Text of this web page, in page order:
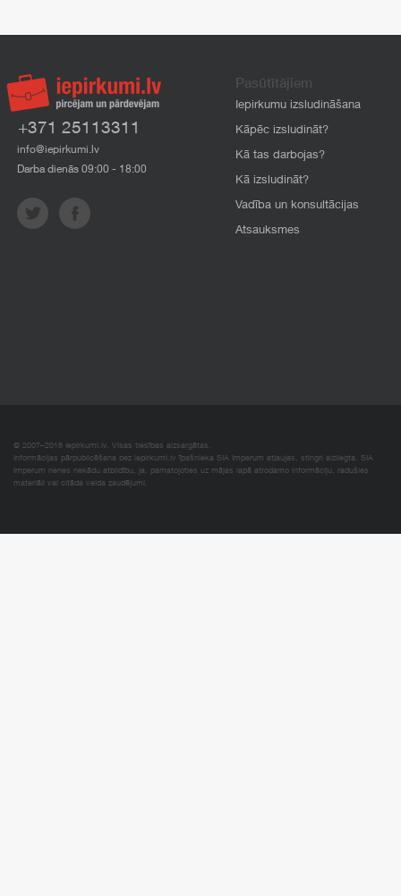
+371 25113311
info@iepirkumi.lv
Darba dienās 09:00 - 18:00
Pasūtītājiem
Iepirkumu izsludināšana
Kāpēc izsludināt?
Kā tas darbojas?
Kā izsludināt?
Vadība un konsultācijas
Atsauksmes
© 2007–2018 Iepirkumi.lv. Visas tiesības aizsargātas.
Informācijas pārpublicēšana bez iepirkumi.lv īpašnieka SIA Imperum atļaujas, stingri aizliegta. SIA
Imperum nenes nekādu atbildību, ja, pamatojoties uz mājas lapā atrodamo informāciju, radušies
materiāli vai citāda veida zaudējumi.